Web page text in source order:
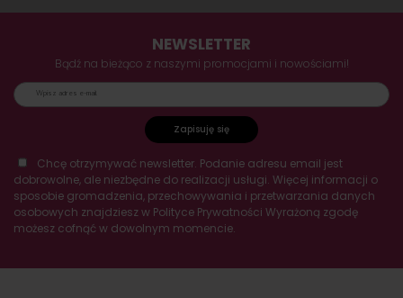
NEWSLETTER
Bądź na bieżąco z naszymi promocjami i nowościami!
Zapisuję się
Chcę otrzymywać newsletter. Podanie adresu email jest
dobrowolne, ale niezbędne do realizacji usługi. Więcej informacji o
sposobie gromadzenia, przechowywania i przetwarzania danych
osobowych znajdziesz w Polityce Prywatności Wyrażoną zgodę
możesz cofnąć w dowolnym momencie.